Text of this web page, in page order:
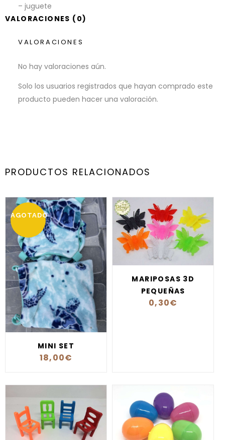
– juguete
VALORACIONES (0)
VALORACIONES
No hay valoraciones aún.
Solo los usuarios registrados que hayan comprado este
producto pueden hacer una valoración.
PRODUCTOS RELACIONADOS
AGOTADO
MINI SET
18,00€
MARIPOSAS 3D
PEQUEÑAS
0,30€